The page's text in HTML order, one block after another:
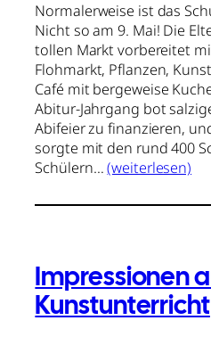
Normalerweise ist das
Nicht so am 9. Mai! Die
tollen Markt vorbereitet
Flohmarkt, Pflanzen,
Café mit bergeweise
Abitur-Jahrgang bot
Abifeier zu finanzieren,
sorgte mit den rund 400
Schülern…(weiterlesen)
Impressionen
Kunstunterricht